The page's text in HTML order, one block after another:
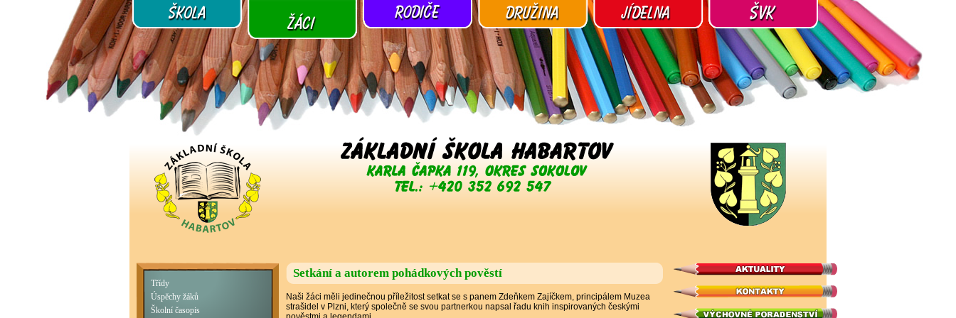
Třídy
Úspěchy žáků
Školní časopis
Setkání a autorem pohádkových pověstí
Naši žáci měli jedinečnou příležitost setkat se s panem Zdeňkem Zajíčkem, principálem Muzea
strašidel v Plzni, který společně se svou partnerkou napsal řadu knih inspirovaných českými